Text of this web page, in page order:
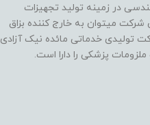
پشتوانه توان فنی مهندسی در زمینه تولید تجهیزات
میتوان به خارج کننده بزاق
تولیدی خدماتی مائده نیک آزادی
پزشکی را دارا است.